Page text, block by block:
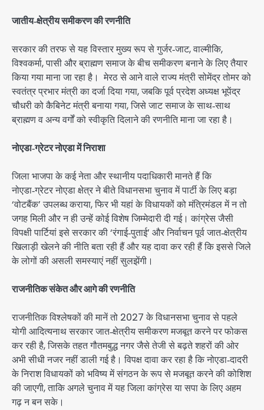
जातीय‑क्षेत्रीय समीकरण की रणनीति
सरकार की तरफ से यह विस्तार मुख्य रूप से गुर्जर‑जाट, वाल्मीकि,
विश्वकर्मा, पासी और ब्राह्मण समाज के बीच समीकरण बनाने के लिए तैयार
किया गया माना जा रहा है। मेरठ से आने वाले राज्य मंत्री सोमेंद्र तोमर को
स्वतंत्र प्रभार मंत्री का दर्जा दिया गया, जबकि पूर्व प्रदेश अध्यक्ष भूपेंद्र
चौधरी को कैबिनेट मंत्री बनाया गया, जिसे जाट समाज के साथ‑साथ
ब्राह्मण व अन्य वर्गों को स्वीकृति दिलाने की रणनीति माना जा रहा है।
नोएडा‑ग्रेटर नोएडा में निराशा
जिला भाजपा के कई नेता और स्थानीय पदाधिकारी मानते हैं कि
नोएडा‑ग्रेटर नोएडा क्षेत्र ने बीते विधानसभा चुनाव में पार्टी के लिए बड़ा
‘वोटबैंक’ उपलब्ध कराया, फिर भी यहां के विधायकों को मंत्रिमंडल में न तो
जगह मिली और न ही उन्हें कोई विशेष जिम्मेदारी दी गई। कांग्रेस जैसी
विपक्षी पार्टियां इसे सरकार की ‘रंगाई‑पुताई’ और निर्वाचन पूर्व जात‑क्षेत्रीय
खिलाड़ी खेलने की नीति बता रही हैं और यह दावा कर रही हैं कि इससे जिले
के लोगों की असली समस्याएं नहीं सुलझेंगी।
राजनीतिक संकेत और आगे की रणनीति
राजनीतिक विश्लेषकों की मानें तो 2027 के विधानसभा चुनाव से पहले
योगी आदित्यनाथ सरकार जात‑क्षेत्रीय समीकरण मजबूत करने पर फोकस
कर रही है, जिसके तहत गौतमबुद्ध नगर जैसे तेजी से बढ़ते शहरों की ओर
अभी सीधी नजर नहीं डाली गई है। विपक्ष दावा कर रहा है कि नोएडा‑दादरी
के निराश विधायकों को भविष्य में संगठन के रूप से मजबूत करने की कोशिश
की जाएगी, ताकि अगले चुनाव में यह जिला कांग्रेस या सपा के लिए अहम
गढ़ न बन सके।